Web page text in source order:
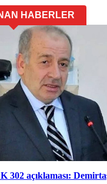
HABERLER
302 açıklaması: